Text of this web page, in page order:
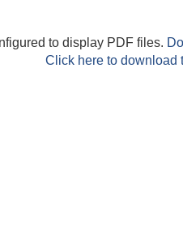
to display PDF files.
Click here to download